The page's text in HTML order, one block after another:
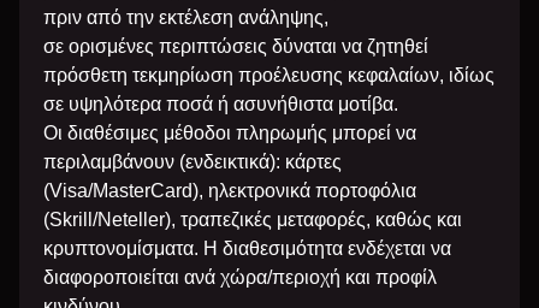
πριν από την εκτέλεση ανάληψης,
σε ορισμένες περιπτώσεις δύναται να ζητηθεί
πρόσθετη τεκμηρίωση προέλευσης κεφαλαίων, ιδίως
σε υψηλότερα ποσά ή ασυνήθιστα μοτίβα.
Οι διαθέσιμες μέθοδοι πληρωμής μπορεί να
περιλαμβάνουν (ενδεικτικά): κάρτες
(Visa/MasterCard), ηλεκτρονικά πορτοφόλια
(Skrill/Neteller), τραπεζικές μεταφορές, καθώς και
κρυπτονομίσματα. Η διαθεσιμότητα ενδέχεται να
διαφοροποιείται ανά χώρα/περιοχή και προφίλ